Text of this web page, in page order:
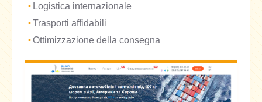
Logistica internazionale
Trasporti affidabili
Ottimizzazione della consegna